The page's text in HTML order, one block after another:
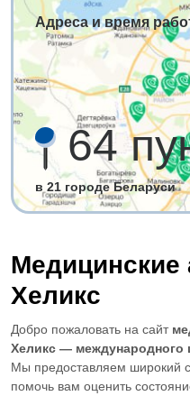
Адреса и время
64
в 21 городе Беларуси
Медицинские
Хеликс
Добро пожаловать на сайт
Хеликс — международного
Мы предоставляем широкий
помочь вам оценить